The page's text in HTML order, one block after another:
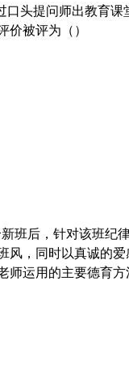
口头提问师出教育
被评为（）
班后，针对该班纪
风，同时以真诚的
运用的主要德育方